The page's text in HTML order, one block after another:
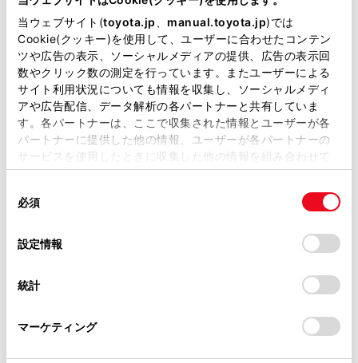
当ウェブサイト(toyota.jp manual.toyota.jp)では
Cookie(クッキー)を使用して、ユーザーに合わせたコンテン
ツや広告の表示、ソーシャルメディアの提供、広告の表示回
数やクリック数の測定を行っています。またユーザーによる
サイト利用状況についても情報を収集し、ソーシャルメディ
アや広告配信、データ解析の各パートナーと共有していま
す。各パートナーは、ここで収集された情報とユーザーが各
パートナーに提供した他の情報、ユーザーが各パートナーの
サービスを使用したときに収集した他の情報を組み合わせて
使用することがあります。当ウェブサイトの使用を続行する
デバイスにすべてのCookie(クッキー)が保存されることに同
意したことになります。Cookie(クッキー)のオプトアウト、
設定の変更、同意を撤回したりするにあたっては、当社の
「Cookie（クッキー）情報の取り扱いについて
」をご覧くだ
必須
設定情報
統計
マーケティング
チャットでお問い合わせ
受付：10:00～18:00
（長期連休などの当社指定日を除く）
チャットでのお問い合わせはお待たせ